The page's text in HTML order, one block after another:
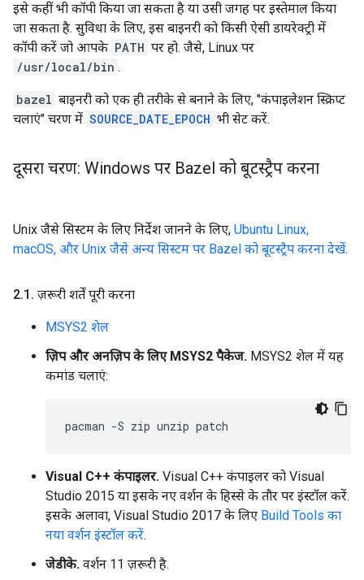
इसे कहीं भी कॉपी किया जा सकता है या उसी जगह पर इस्तेमाल किया
जा सकता है. सुविधा के लिए, इस बाइनरी को किसी ऐसी डायरेक्ट्री में
कॉपी करें जो आपके PATH पर हो. जैसे, Linux पर
/usr/local/bin .
bazel बाइनरी को एक ही तरीके से बनाने के लिए, "कंपाइलेशन स्क्रिप्ट
चलाएं" चरण में SOURCE_DATE_EPOCH भी सेट करें.
दूसरा चरण: Windows पर Bazel को बूटस्ट्रैप करना
Unix जैसे सिस्टम के लिए निर्देश जानने के लिए, Ubuntu Linux,
macOS, और Unix जैसे अन्य सिस्टम पर Bazel को बूटस्ट्रैप करना देखें.
2.1 . ज़रूरी शर्तें पूरी करना
MSYS2 शेल
ज़िप और अनज़िप के लिए MSYS2 पैकेज. MSYS2 शेल में यह
कमांड चलाएं:
Visual C++ कंपाइलर. Visual C++ कंपाइलर को Visual
Studio 2015 या इसके नए वर्शन के हिस्से के तौर पर इंस्टॉल करें.
इसके अलावा, Visual Studio 2017 के लिए Build Tools का
नया वर्शन इंस्टॉल करें.
जेडीके. वर्शन 11 ज़रूरी है.